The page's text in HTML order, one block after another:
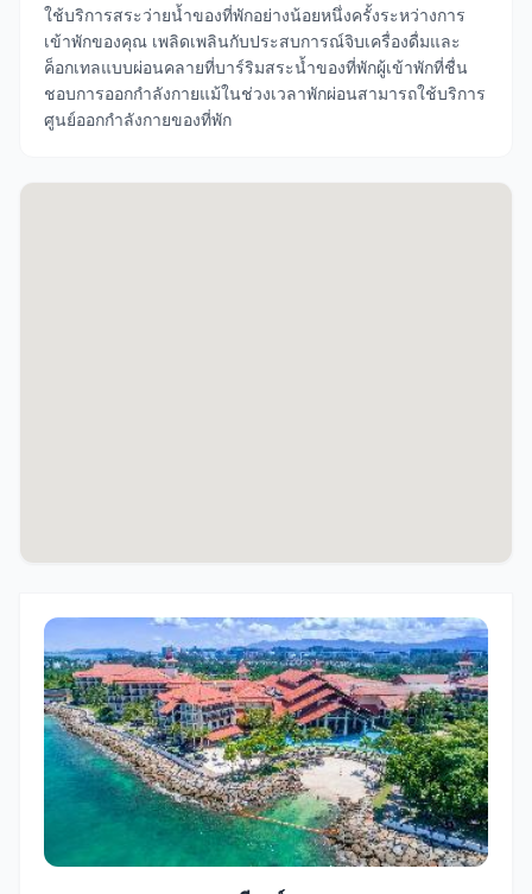
ใช้บริการสระว่ายน้ำของที่พักอย่างน้อยหนึ่งครั้งระหว่างการ
เข้าพักของคุณ เพลิดเพลินกับประสบการณ์จิบเครื่องดื่มและ
ค็อกเทลแบบผ่อนคลายที่บาร์ริมสระน้ำของที่พักผู้เข้าพักที่ชื่น
ชอบการออกกำลังกายแม้ในช่วงเวลาพักผ่อนสามารถใช้บริการ
ศูนย์ออกกำลังกายของที่พัก